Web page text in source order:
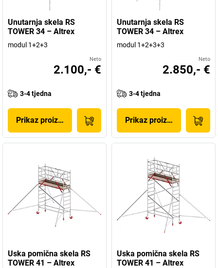
Unutarnja skela RS
TOWER 34 – Altrex
modul 1+2+3
Neto
2.100,- €
3-4 tjedna
Prikaz proizvoda
Unutarnja skela RS
TOWER 34 – Altrex
modul 1+2+3+3
Neto
2.850,- €
3-4 tjedna
Prikaz proizvoda
Uska pomična skela RS
TOWER 41 – Altrex
Uska pomična skela RS
TOWER 41 – Altrex